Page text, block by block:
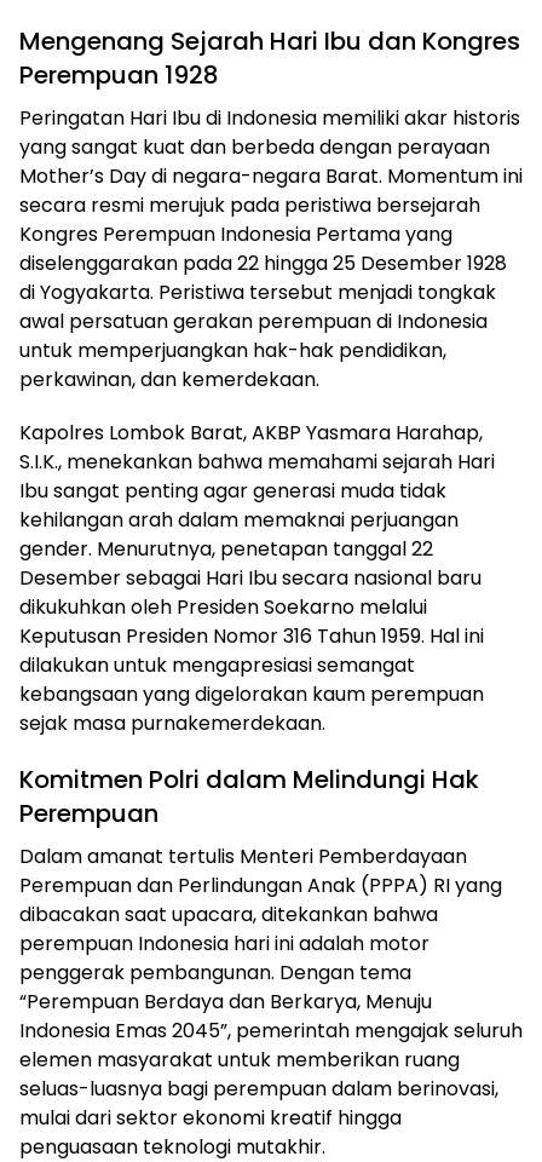
Mengenang Sejarah Hari Ibu dan Kongres
Perempuan 1928
Peringatan Hari Ibu di Indonesia memiliki akar historis
yang sangat kuat dan berbeda dengan perayaan
Mother’s Day di negara-negara Barat. Momentum ini
secara resmi merujuk pada peristiwa bersejarah
Kongres Perempuan Indonesia Pertama yang
diselenggarakan pada 22 hingga 25 Desember 1928
di Yogyakarta. Peristiwa tersebut menjadi tongkak
awal persatuan gerakan perempuan di Indonesia
untuk memperjuangkan hak-hak pendidikan,
perkawinan, dan kemerdekaan.
Kapolres Lombok Barat, AKBP Yasmara Harahap,
S.I.K., menekankan bahwa memahami sejarah Hari
Ibu sangat penting agar generasi muda tidak
kehilangan arah dalam memaknai perjuangan
gender. Menurutnya, penetapan tanggal 22
Desember sebagai Hari Ibu secara nasional baru
dikukuhkan oleh Presiden Soekarno melalui
Keputusan Presiden Nomor 316 Tahun 1959. Hal ini
dilakukan untuk mengapresiasi semangat
kebangsaan yang digelorakan kaum perempuan
sejak masa purnakemerdekaan.
Komitmen Polri dalam Melindungi Hak
Perempuan
Dalam amanat tertulis Menteri Pemberdayaan
Perempuan dan Perlindungan Anak (PPPA) RI yang
dibacakan saat upacara, ditekankan bahwa
perempuan Indonesia hari ini adalah motor
penggerak pembangunan. Dengan tema
“Perempuan Berdaya dan Berkarya, Menuju
Indonesia Emas 2045”, pemerintah mengajak seluruh
elemen masyarakat untuk memberikan ruang
seluas-luasnya bagi perempuan dalam berinovasi,
mulai dari sektor ekonomi kreatif hingga
penguasaan teknologi mutakhir.